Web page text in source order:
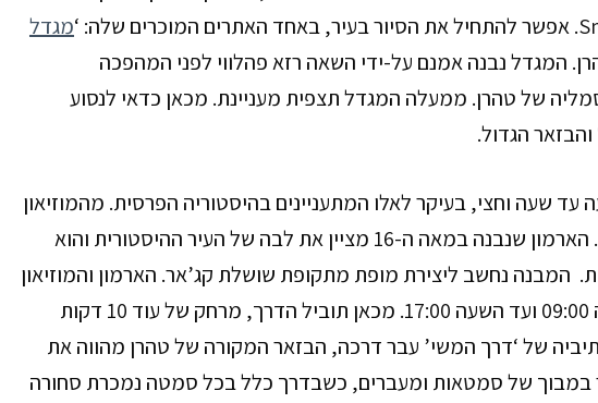
מגדל
המגדל נבנה אמנם על-ידי השאה רזא פהלווי לפני המהפכה
של טהרן. ממעלה המגדל תצפית מעניינת. מכאן כדאי לנסוע
והבזאר הגדול.
עד שעה וחצי, בעיקר לאלו המתעניינים בהיסטוריה הפרסית. מהמוזיאון
הארמון שנבנה במאה ה-16 מציין את לבה של העיר ההיסטורית והוא
המבנה נחשב ליצירת מופת מתקופת שושלת קג’אר. הארמון והמוזיאון
תוביל הדרך,
מרחק של עוד 10 דקות
של ‘דרך המשי’ עבר דרכה, הבזאר המקורה של טהרן מהווה את
במבוך של סמטאות ומעברים, כשבדרך כלל בכל סמטה נמכרת סחורה